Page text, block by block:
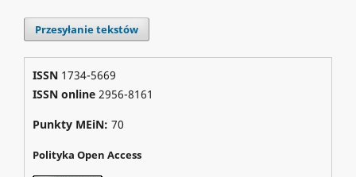
Przesyłanie tekstów
ISSN 1734-5669
ISSN online2956-8161
Punkty MEiN: 70
Polityka Open Access